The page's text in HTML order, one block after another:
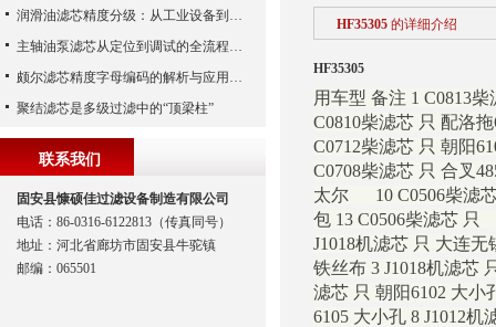
HF35305 的详细介绍
HF35305
用车型 备注 1 C0813
C0810柴滤芯 只 配洛
C0712柴滤芯 只 朝阳
C0708柴滤芯 只 合叉
太尔 10 C0506柴滤
包 13 C0506柴滤芯
J1018机滤芯 只 大连无
铁丝布 3 J1018机滤芯
滤芯 只 朝阳6102 大小
6105 大小孔 8 J1012
润滑油滤芯精度分级：从工业设备到精密系统的过滤密码
主轴油泵滤芯从定位到调试的全流程解析
颇尔滤芯精度字母编码的解析与应用指南
聚结滤芯是多级过滤中的“顶梁柱”
联系我们
固安县慷硕佳过滤设备制造有限公司
电话：86-0316-6122813（传真同号）
地址：河北省廊坊市固安县牛驼镇
邮编：065501